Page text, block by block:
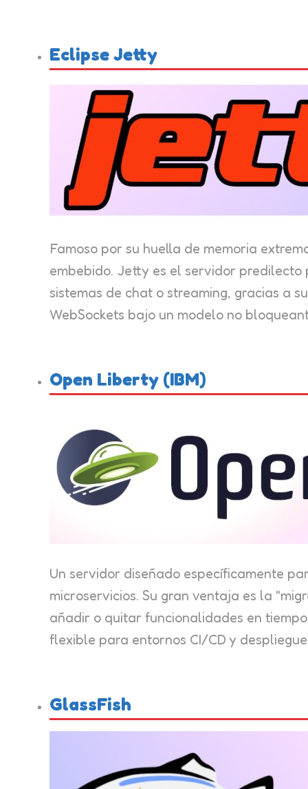
Eclipse Jetty
Famoso por su huella de memoria
embebido. Jetty es el servidor
sistemas de chat o streaming, gracias a
WebSockets bajo un modelo no
Open Liberty (IBM)
Un servidor diseñado específicamente
microservicios. Su gran ventaja es la
añadir o quitar funcionalidades en
flexible para entornos CI/CD y
GlassFish